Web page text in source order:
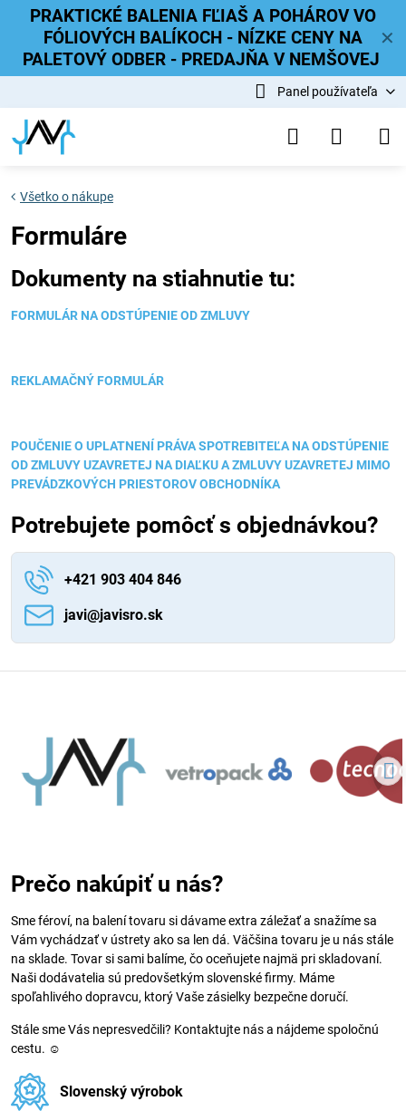
✕
PRAKTICKÉ BALENIA FĽIAŠ A POHÁROV VO
FÓLIOVÝCH BALÍKOCH - NÍZKE CENY NA
PALETOVÝ ODBER - PREDAJŇA V NEMŠOVEJ
Panel používateľa
Všetko o nákupe
Formuláre
Dokumenty na stiahnutie tu:
FORMULÁR NA ODSTÚPENIE OD ZMLUVY
REKLAMAČNÝ FORMULÁR
POUČENIE O UPLATNENÍ PRÁVA SPOTREBITEĽA NA ODSTÚPENIE
OD ZMLUVY UZAVRETEJ NA DIAĽKU A ZMLUVY UZAVRETEJ MIMO
PREVÁDZKOVÝCH PRIESTOROV OBCHODNÍKA
Potrebujete pomôcť s objednávkou?
+421 903 404 846
javi​@javisro​.sk
Prečo nakúpiť u nás?
Sme féroví, na balení tovaru si dávame extra záležať a snažíme sa
Vám vychádzať v ústrety ako sa len dá. Väčšina tovaru je u nás stále
na sklade. Tovar si sami balíme, čo oceňujete najmä pri skladovaní.
Naši dodávatelia sú predovšetkým slovenské firmy. Máme
spoľahlivého dopravcu, ktorý Vaše zásielky bezpečne doručí.
Stále sme Vás nepresvedčili? Kontaktujte nás a nájdeme spoločnú
cestu. ☺
Slovenský výrobok